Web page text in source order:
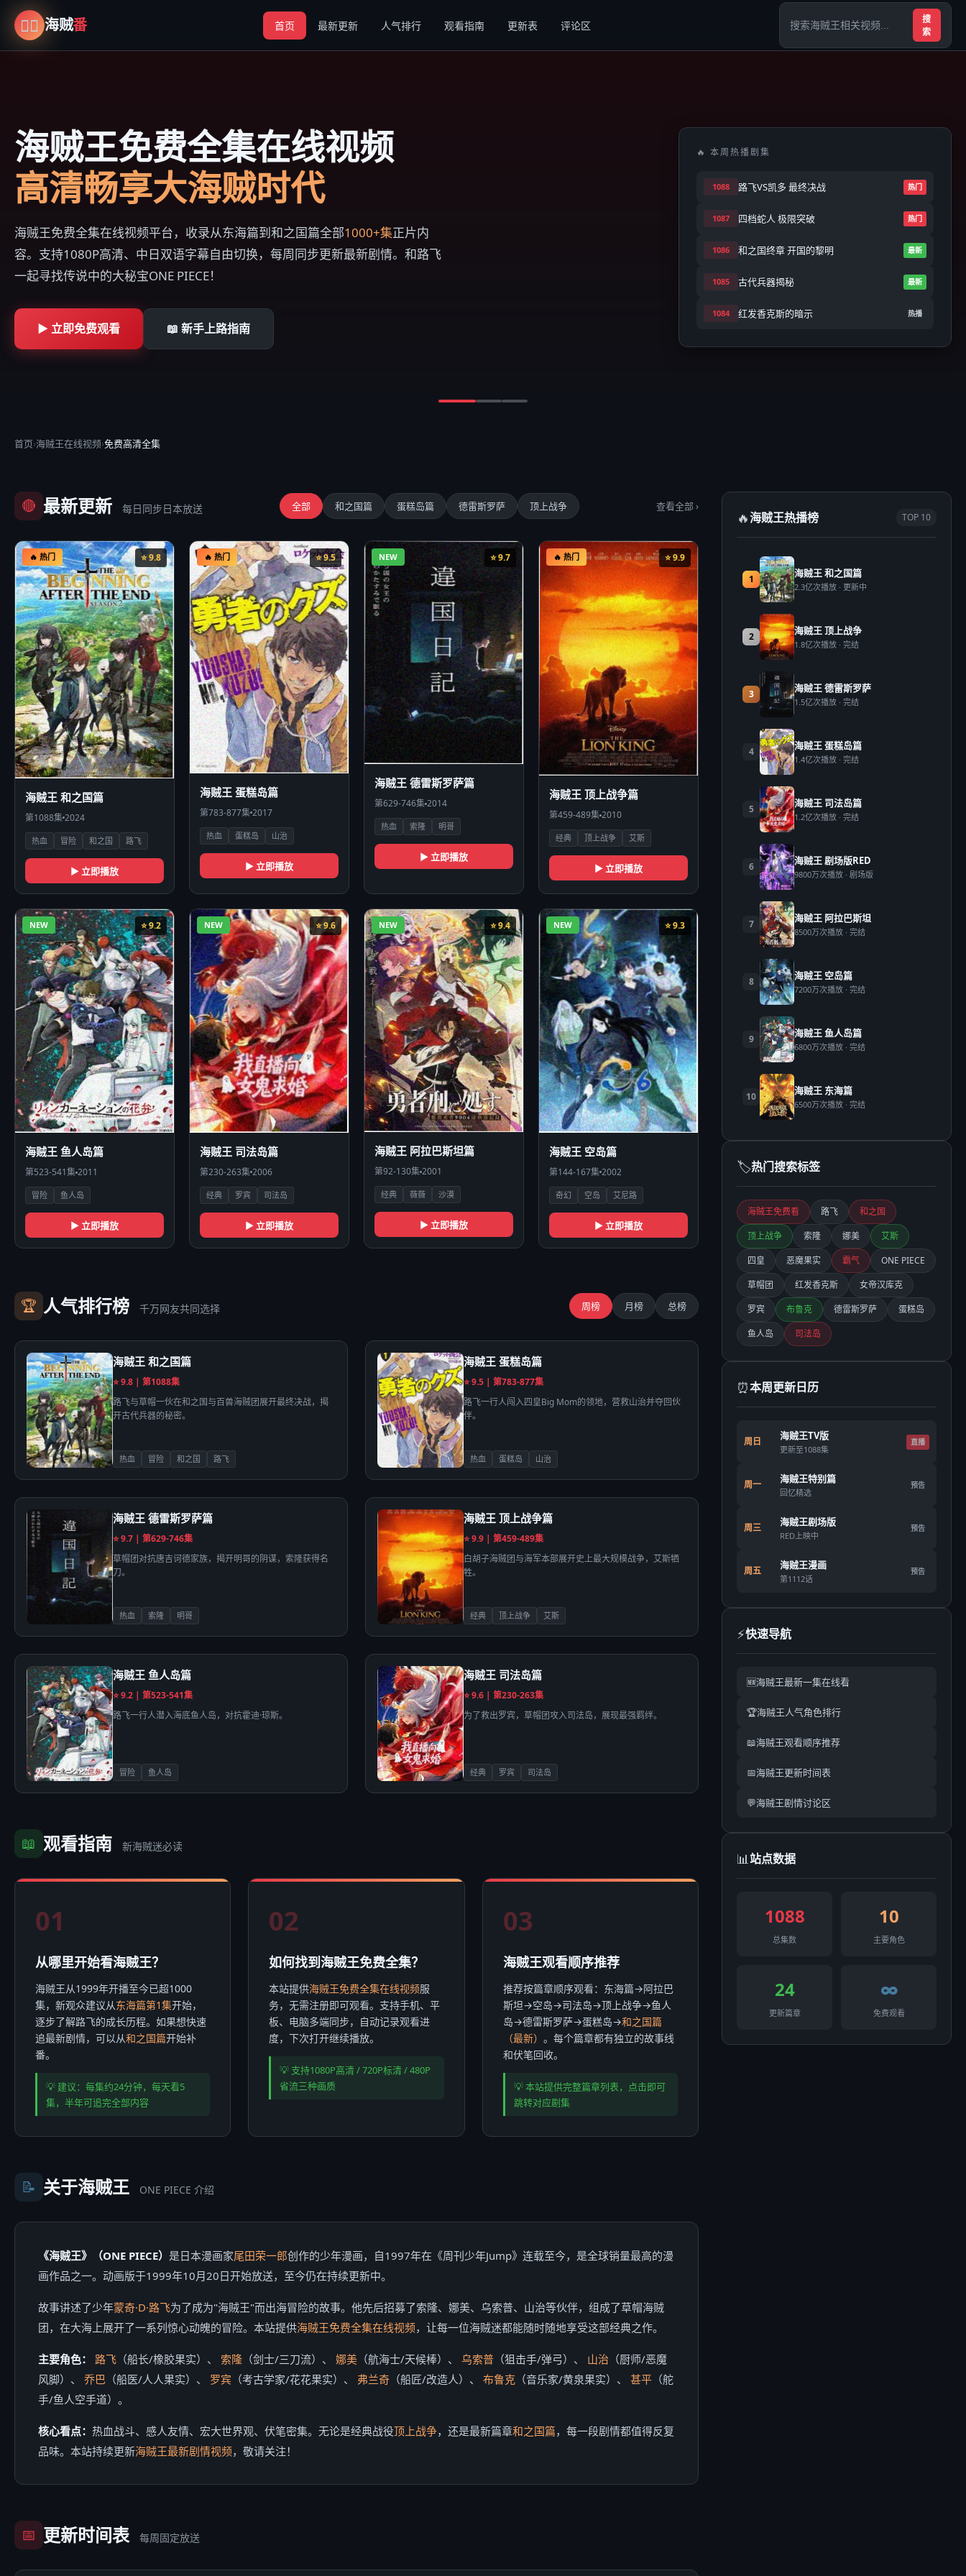
🏴‍☠️ 海贼番 首页 最新更新 人气排行 观看指南 更新表 评论区
搜
索
海贼王免费全集在线视频
高清畅享大海贼时代
海贼王免费全集在线视频平台，收录从东海篇到和之国篇全部1000+集正片内
容。支持1080P高清、中日双语字幕自由切换，每周同步更新最新剧情。和路飞
一起寻找传说中的大秘宝ONE PIECE！
▶ 立即免费观看 📖 新手上路指南
🔥 本周热播剧集
1088 路飞VS凯多 最终决战 热门
1087 四档蛇人 极限突破 热门
1086 和之国终章 开国的黎明 最新
1085 古代兵器揭秘 最新
1084 红发香克斯的暗示 热播
首页›海贼王在线视频›免费高清全集
🔴 最新更新 每日同步日本放送 全部 和之国篇 蛋糕岛篇 德雷斯罗萨 顶上战争 查看全部 ›
🔥 热门 ⭐ 9.8
海贼王 和之国篇
第1088集2024
热血 冒险 和之国 路飞
▶ 立即播放
🔥 热门 ⭐ 9.5
海贼王 蛋糕岛篇
第783-877集2017
热血 蛋糕岛 山治
▶ 立即播放
NEW ⭐ 9.7
海贼王 德雷斯罗萨篇
第629-746集2014
热血 索隆 明哥
▶ 立即播放
🔥 热门 ⭐ 9.9
海贼王 顶上战争篇
第459-489集2010
经典 顶上战争 艾斯
▶ 立即播放
NEW ⭐ 9.2
海贼王 鱼人岛篇
第523-541集2011
冒险 鱼人岛
▶ 立即播放
NEW ⭐ 9.6
海贼王 司法岛篇
第230-263集2006
经典 罗宾 司法岛
▶ 立即播放
NEW ⭐ 9.4
海贼王 阿拉巴斯坦篇
第92-130集2001
经典 薇薇 沙漠
▶ 立即播放
NEW ⭐ 9.3
海贼王 空岛篇
第144-167集2002
奇幻 空岛 艾尼路
▶ 立即播放
🏆 人气排行榜 千万网友共同选择 周榜 月榜 总榜
海贼王 和之国篇
⭐ 9.8 | 第1088集
路飞与草帽一伙在和之国与百兽海贼团展开最终决战，揭
开古代兵器的秘密。
热血 冒险 和之国 路飞
海贼王 蛋糕岛篇
⭐ 9.5 | 第783-877集
路飞一行人闯入四皇Big Mom的领地，营救山治并夺回伙
伴。
热血 蛋糕岛 山治
海贼王 德雷斯罗萨篇
⭐ 9.7 | 第629-746集
草帽团对抗唐吉诃德家族，揭开明哥的阴谋，索隆获得名
刀。
热血 索隆 明哥
海贼王 顶上战争篇
⭐ 9.9 | 第459-489集
白胡子海贼团与海军本部展开史上最大规模战争，艾斯牺
牲。
经典 顶上战争 艾斯
海贼王 鱼人岛篇
⭐ 9.2 | 第523-541集
路飞一行人潜入海底鱼人岛，对抗霍迪·琼斯。
冒险 鱼人岛
海贼王 司法岛篇
⭐ 9.6 | 第230-263集
为了救出罗宾，草帽团攻入司法岛，展现最强羁绊。
经典 罗宾 司法岛
📖 观看指南 新海贼迷必读
01
从哪里开始看海贼王？
海贼王从1999年开播至今已超1000
集，新观众建议从东海篇第1集开始，
逐步了解路飞的成长历程。如果想快速
追最新剧情，可以从和之国篇开始补
番。
💡 建议：每集约24分钟，每天看5
集，半年可追完全部内容
02
如何找到海贼王免费全集？
本站提供海贼王免费全集在线视频服
务，无需注册即可观看。支持手机、平
板、电脑多端同步，自动记录观看进
度，下次打开继续播放。
💡 支持1080P高清 / 720P标清 / 480P
省流三种画质
03
海贼王观看顺序推荐
推荐按篇章顺序观看：东海篇→阿拉巴
斯坦→空岛→司法岛→顶上战争→鱼人
岛→德雷斯罗萨→蛋糕岛→和之国篇
（最新） 。每个篇章都有独立的故事线
和伏笔回收。
💡 本站提供完整篇章列表，点击即可
跳转对应剧集
📝 关于海贼王 ONE PIECE 介绍
《海贼王》（ONE PIECE） 是日本漫画家尾田荣一郎创作的少年漫画，自1997年在《周刊少年Jump》连载至今，是全球销量最高的漫
画作品之一。动画版于1999年10月20日开始放送，至今仍在持续更新中。
故事讲述了少年蒙奇·D·路飞为了成为"海贼王"而出海冒险的故事。他先后招募了索隆、娜美、乌索普、山治等伙伴，组成了草帽海贼
团，在大海上展开了一系列惊心动魄的冒险。本站提供海贼王免费全集在线视频，让每一位海贼迷都能随时随地享受这部经典之作。
主要角色： 路飞 （船长/橡胶果实）、 索隆 （剑士/三刀流）、 娜美 （航海士/天候棒）、 乌索普 （狙击手/弹弓）、 山治 （厨师/恶魔
风脚）、 乔巴 （船医/人人果实）、 罗宾 （考古学家/花花果实）、 弗兰奇 （船匠/改造人）、 布鲁克 （音乐家/黄泉果实）、 甚平 （舵
手/鱼人空手道）。
核心看点： 热血战斗、感人友情、宏大世界观、伏笔密集。无论是经典战役顶上战争，还是最新篇章和之国篇，每一段剧情都值得反复
品味。本站持续更新海贼王最新剧情视频，敬请关注！
📅 更新时间表 每周固定放送
🔥海贼王热播榜 TOP 10
1 海贼王 和之国篇
2.3亿次播放 · 更新中
2 海贼王 顶上战争
1.8亿次播放 · 完结
3 海贼王 德雷斯罗萨
1.5亿次播放 · 完结
4 海贼王 蛋糕岛篇
1.4亿次播放 · 完结
5 海贼王 司法岛篇
1.2亿次播放 · 完结
6 海贼王 剧场版RED
9800万次播放 · 剧场版
7 海贼王 阿拉巴斯坦
8500万次播放 · 完结
8 海贼王 空岛篇
7200万次播放 · 完结
9 海贼王 鱼人岛篇
6800万次播放 · 完结
10 海贼王 东海篇
6500万次播放 · 完结
🏷️热门搜索标签
海贼王免费看 路飞
和之国
顶上战争
索隆 娜美
艾斯
四皇
恶魔果实 霸气
ONE PIECE
草帽团
红发香克斯
女帝汉库克
罗宾
布鲁克 德雷斯罗萨
蛋糕岛
鱼人岛
司法岛
⏰本周更新日历
周日 海贼王TV版
更新至1088集
直播
周一 海贼王特别篇
回忆精选
预告
周三 海贼王剧场版
RED上映中
预告
周五 海贼王漫画
第1112话
预告
⚡快速导航
🆕海贼王最新一集在线看
🏆海贼王人气角色排行
📖海贼王观看顺序推荐
📅海贼王更新时间表
💬海贼王剧情讨论区
📊站点数据
1088
总集数
10
主要角色
24
更新篇章
∞
免费观看